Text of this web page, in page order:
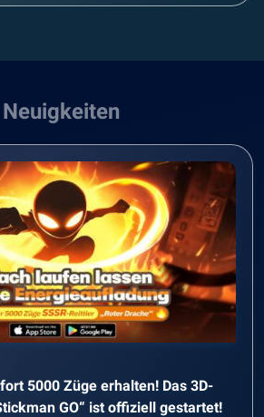
Neuigkeiten
5000 Züge erhalten! Das 3D-
GO“ ist offiziell gestartet!